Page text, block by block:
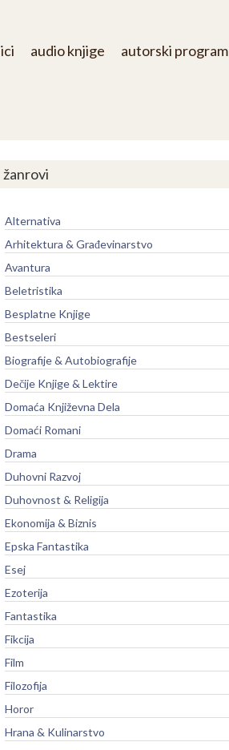
audio knjige autorski program
žanrovi
Alternativa
Arhitektura & Građevinarstvo
Avantura
Beletristika
Besplatne Knjige
Bestseleri
Biografije & Autobiografije
Dečije Knjige & Lektire
Domaća Književna Dela
Domaći Romani
Drama
Duhovni Razvoj
Duhovnost & Religija
Ekonomija & Biznis
Epska Fantastika
Esej
Ezoterija
Fantastika
Fikcija
Film
Filozofija
Horor
Hrana & Kulinarstvo